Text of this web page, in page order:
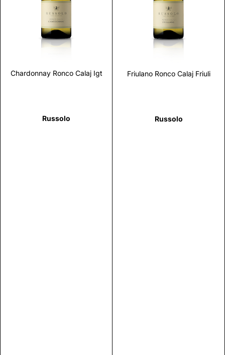
Chardonnay Ronco Calaj Igt
Russolo
Scopri
Friulano Ronco Calaj Friuli
Russolo
Scopri